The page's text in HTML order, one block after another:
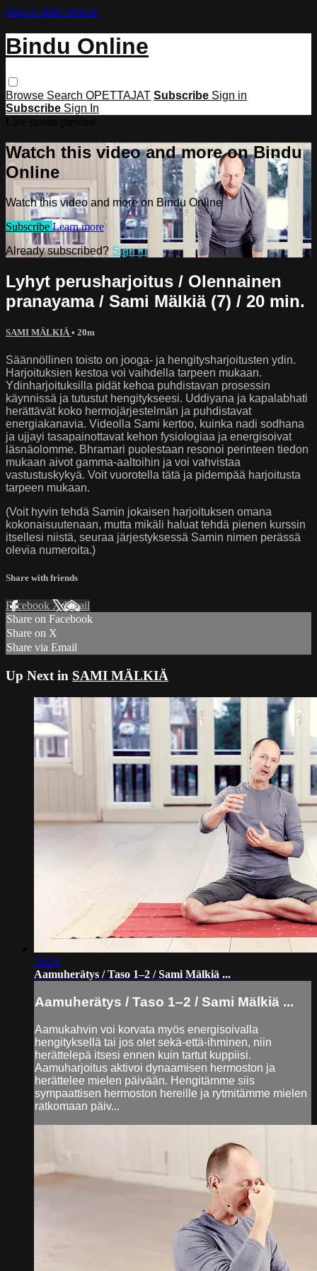
Skip to main content
Bindu Online
Browse Search OPETTAJAT Subscribe Sign in
Subscribe Sign In
Watch this video and more on Bindu
Online
Watch this video and more on Bindu Online
Subscribe Learn more
Already subscribed? Sign in
Lyhyt perusharjoitus / Olennainen
pranayama / Sami Mälkiä (7) / 20 min.
SAMI MÄLKIÄ • 20m
Säännöllinen toisto on jooga- ja hengitysharjoitusten ydin.
Harjoituksien kestoa voi vaihdella tarpeen mukaan.
Ydinharjoituksilla pidät kehoa puhdistavan prosessin
käynnissä ja tutustut hengitykseesi. Uddiyana ja kapalabhati
herättävät koko hermojärjestelmän ja puhdistavat
energiakanavia. Videolla Sami kertoo, kuinka nadi sodhana
ja ujjayi tasapainottavat kehon fysiologiaa ja energisoivat
läsnäolomme. Bhramari puolestaan resonoi perinteen tiedon
mukaan aivot gamma-aaltoihin ja voi vahvistaa
vastustuskykyä. Voit vuorotella tätä ja pidempää harjoitusta
tarpeen mukaan.
(Voit hyvin tehdä Samin jokaisen harjoituksen omana
kokonaisuutenaan, mutta mikäli haluat tehdä pienen kurssin
itsellesi niistä, seuraa järjestyksessä Samin nimen perässä
olevia numeroita.)
Share with friends
Facebook XEmail
Share on Facebook
Share on X
Share via Email
Up Next in SAMI MÄLKIÄ
16:24
Aamuherätys / Taso 1–2 / Sami Mälkiä ...
Aamuherätys / Taso 1–2 / Sami Mälkiä ...
Aamukahvin voi korvata myös energisoivalla
hengityksellä tai jos olet sekä-että-ihminen, niin
herättelepä itsesi ennen kuin tartut kuppiisi.
Aamuharjoitus aktivoi dynaamisen hermoston ja
herättelee mielen päivään. Hengitämme siis
sympaattisen hermoston hereille ja rytmitämme mielen
ratkomaan päiv...